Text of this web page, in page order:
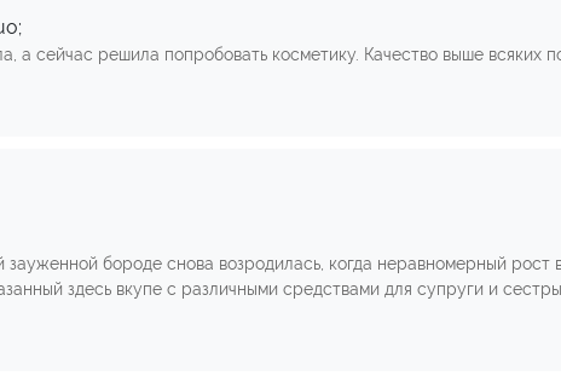
а сейчас решила попробовать косметику. Качество выше всяких
бороде снова возродилась, когда неравномерный рост
здесь вкупе с различными средствами для супруги и